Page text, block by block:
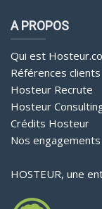
A PROPOS
Qui est
Références clients
Hosteur Recrute
Hosteur
Crédits Hosteur
Nos engagements
HOSTEUR, une